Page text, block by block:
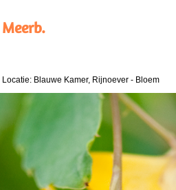
Locatie: Blauwe Kamer, Rijnoever - Bloem